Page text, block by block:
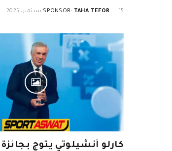
SPONSOR: TAHA TEFOR 15 سبتمبر، 2025
كارلو أنشيلوتي يتوج